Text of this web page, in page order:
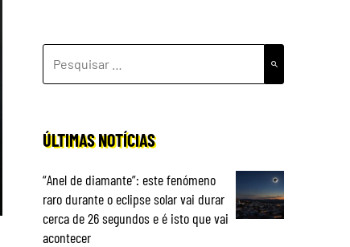
POR:
ÚLTIMAS NOTÍCIAS
“Anel de diamante”: este fenómeno
raro durante o eclipse solar vai durar
cerca de 26 segundos e é isto que vai
acontecer